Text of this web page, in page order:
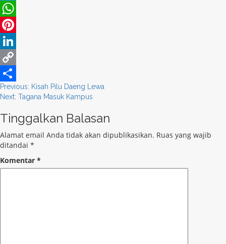
Twitter
WhatsApp
Pinterest
LinkedIn
Copy
Link
Share
Post
navigation
Previous: Kisah Pilu Daeng Lewa
Next: Tagana Masuk Kampus
Tinggalkan Balasan
Alamat email Anda tidak akan dipublikasikan. Ruas yang wajib
ditandai *
Komentar *